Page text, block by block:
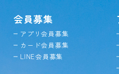
会員募集
アプリ会員募集
カード会員募集
LINE会員募集